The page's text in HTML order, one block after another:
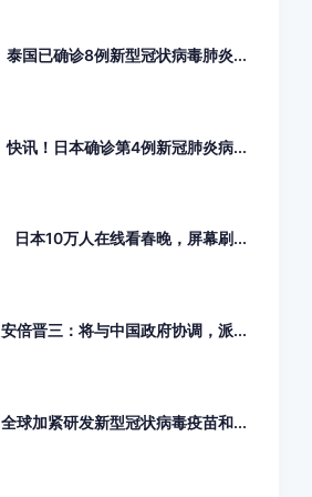
泰国已确诊8例新型冠状病毒肺炎...
快讯！日本确诊第4例新冠肺炎病...
日本10万人在线看春晚，屏幕刷...
安倍晋三：将与中国政府协调，派...
全球加紧研发新型冠状病毒疫苗和...